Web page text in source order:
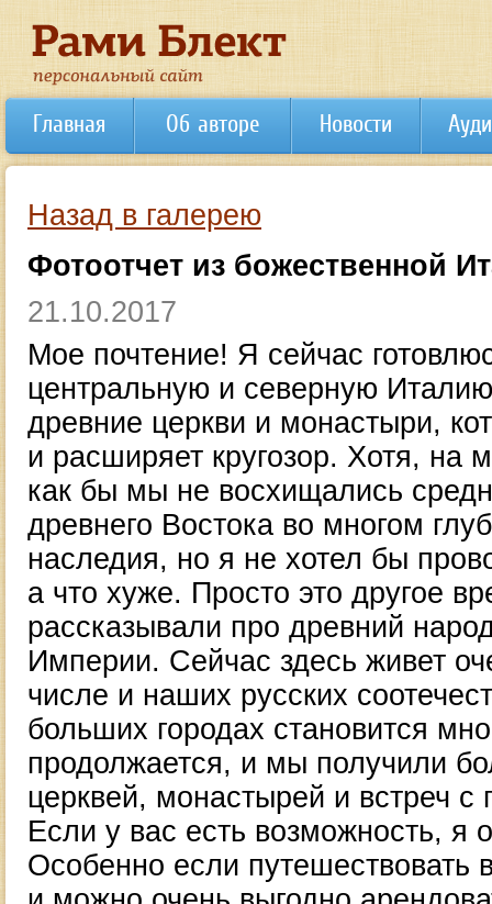
Главная Об авторе Новости
Назад в галерею
Фотоотчет из божественной
21.10.2017
Мое почтение! Я сейчас
центральную и северную
древние церкви и монастыри,
и расширяет кругозор. Хотя, на
как бы мы не восхищались
древнего Востока во многом
наследия, но я не хотел бы
а что хуже. Просто это другое
рассказывали про древний
Империи. Сейчас здесь живет
числе и наших русских
больших городах становится
продолжается, и мы получили
церквей, монастырей и встреч
Если у вас есть возможность, я
Особенно если путешествовать